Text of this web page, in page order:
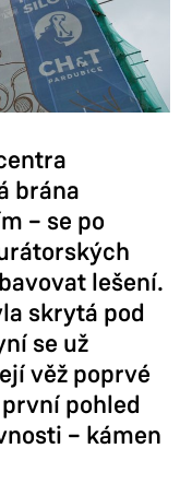
brána
– se po
lešení.
skrytá pod
se už
věž poprvé
pohled
– kámen